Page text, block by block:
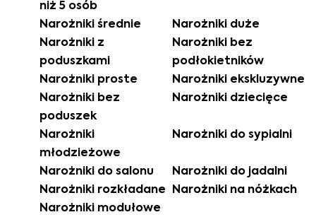
niż 5 osób
Narożniki średnie
Narożniki duże
Narożniki z
poduszkami
Narożniki bez
podłokietników
Narożniki proste
Narożniki ekskluzywne
Narożniki bez
poduszek
Narożniki dziecięce
Narożniki
młodzieżowe
Narożniki do sypialni
Narożniki do salonu
Narożniki do jadalni
Narożniki rozkładane
Narożniki na nóżkach
Narożniki modułowe